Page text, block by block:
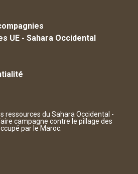
UE - Sahara Occidental
ressources du Sahara Occidental -
campagne contre le pillage des
par le Maroc.